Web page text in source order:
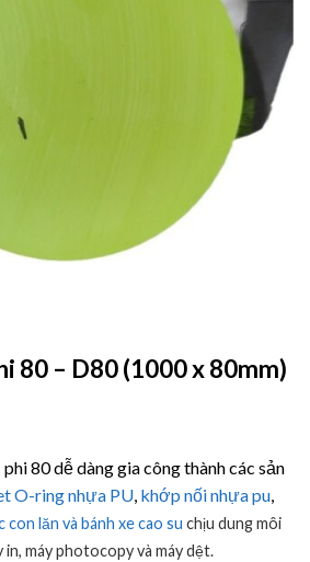
80 – D80 (1000 x 80mm)
phi 80 dễ dàng gia công thành các sản
O-ring nhựa PU, khớp nối nhựa pu,
con lăn và bánh xe cao su chịu dung môi
in, máy photocopy và máy dệt.